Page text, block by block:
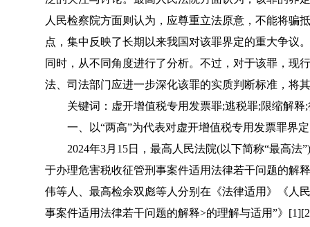
人民检察院方面则认为，应尊重立法原意，不能将骗
点，集中反映了长期以来我国对该罪界定的重大争议
同时，从不同角度进行了分析。不过，对于该罪，现
法、司法部门应进一步深化该罪的实质判断标准，将
关键词：虚开增值税专用发票罪;逃税罪;限缩解释;
一、以“两高”为代表对虚开增值税专用发票罪界
2024年3月15日，最高人民法院(以下简称“最高法
于办理危害税收征管刑事案件适用法律若干问题的解释
伟等人、最高检余双彪等人分别在《法律适用》《人
事案件适用法律若干问题的解释>的理解与适用”》